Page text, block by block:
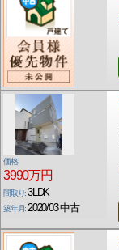
価格:
3990万円
間取り:3LDK
築年月: 2020/03 中古